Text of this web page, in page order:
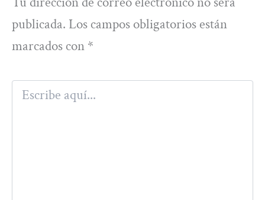
publicada. Los campos obligatorios están
marcados con *
aquí...